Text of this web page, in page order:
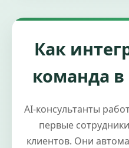
Как
команда
AI-консультанты
первые
клиентов. Они